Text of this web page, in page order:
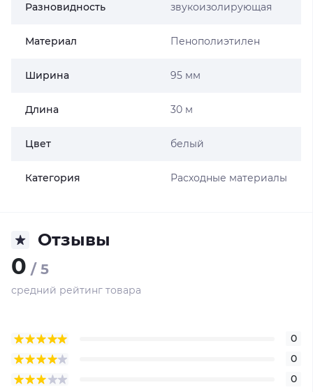
Разновидность звукоизолирующая
Материал Пенополиэтилен
Ширина 95 мм
Длина 30 м
Цвет белый
Категория Расходные материалы
Отзывы
0 / 5
средний рейтинг товара
0
0
0